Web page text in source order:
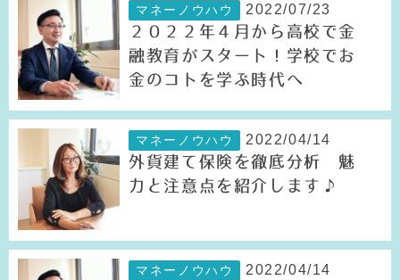
マネーノウハウ 2022/07/23
２０２２年４月から高校で金
融教育がスタート！学校でお
金のコトを学ぶ時代へ
マネーノウハウ 2022/04/14
外貨建て保険を徹底分析 魅
力と注意点を紹介します♪
マネーノウハウ 2022/04/14